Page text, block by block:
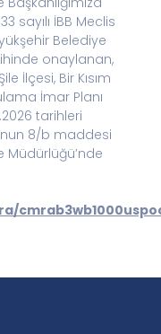
sayılı İBB Meclis
Belediye
onaylanan,
İlçesi, Bir Kısım
İmar Planı
tarihleri
8/b maddesi
Müdürlüğü’nde